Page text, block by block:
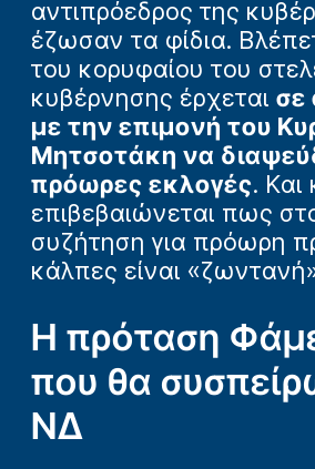
αντιπρόεδρος της
έζωσαν τα φίδια.
του κορυφαίου του
κυβέρνησης έρχεται σε
με την επιμονή του
Μητσοτάκη να
πρόωρες εκλογές. Και
επιβεβαιώνεται πως
συζήτηση για πρόωρη
κάλπες είναι
Η πρόταση
που θα
ΝΔ